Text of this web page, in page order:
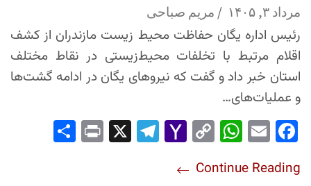
مرداد ۳, ۱۴۰۵ مریم صباحی
رئیس اداره یگان حفاظت محیط زیست مازندران از کشف
اقلام مرتبط با تخلفات محیط‌زیستی در نقاط مختلف
استان خبر داد و گفت که نیروهای یگان در ادامه گشت‌ها
و عملیات‌های…
Fac
ok
Em
Wh
Ap
Co
Lin
Yah
Tel
Pri
Continue Reading